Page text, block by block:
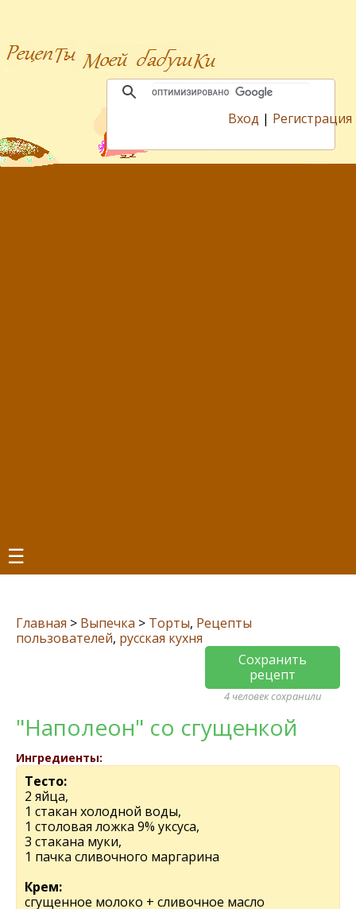
Вход | Регистрация
☰
Главная > Выпечка > Торты, Рецепты
пользователей, русская кухня
Сохранить
рецепт
4 человек сохранили
"Наполеон" со сгущенкой
Ингредиенты:
Тесто:
2 яйца,
1 стакан холодной воды,
1 столовая ложка 9% уксуса,
3 стакана муки,
1 пачка сливочного маргарина
Крем:
сгущенное молоко + сливочное масло